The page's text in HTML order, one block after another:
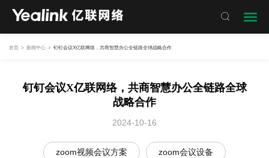

首页 > 新闻中心 > 钉钉会议X亿联网络，共商智慧办公全链路全球战略合作
钉钉会议X亿联网络，共商智慧办公全链路全球
战略合作
2024-10-16
zoom视频会议方案 zoom会议设备